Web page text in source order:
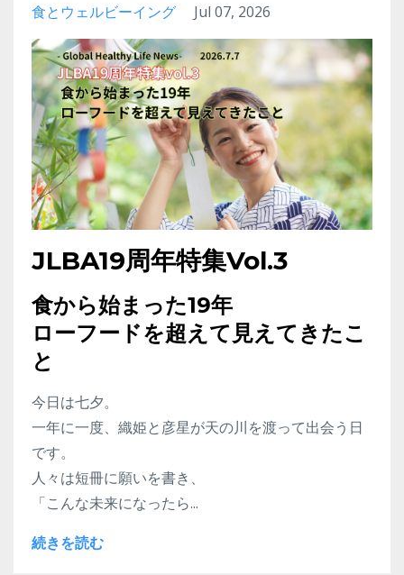
食とウェルビーイング Jul 07, 2026
JLBA19周年特集Vol.3
食から始まった19年
ローフードを超えて見えてきたこ
と
今日は七夕。
一年に一度、織姫と彦星が天の川を渡って出会う日
です。
人々は短冊に願いを書き、
「こんな未来になったら...
続きを読む